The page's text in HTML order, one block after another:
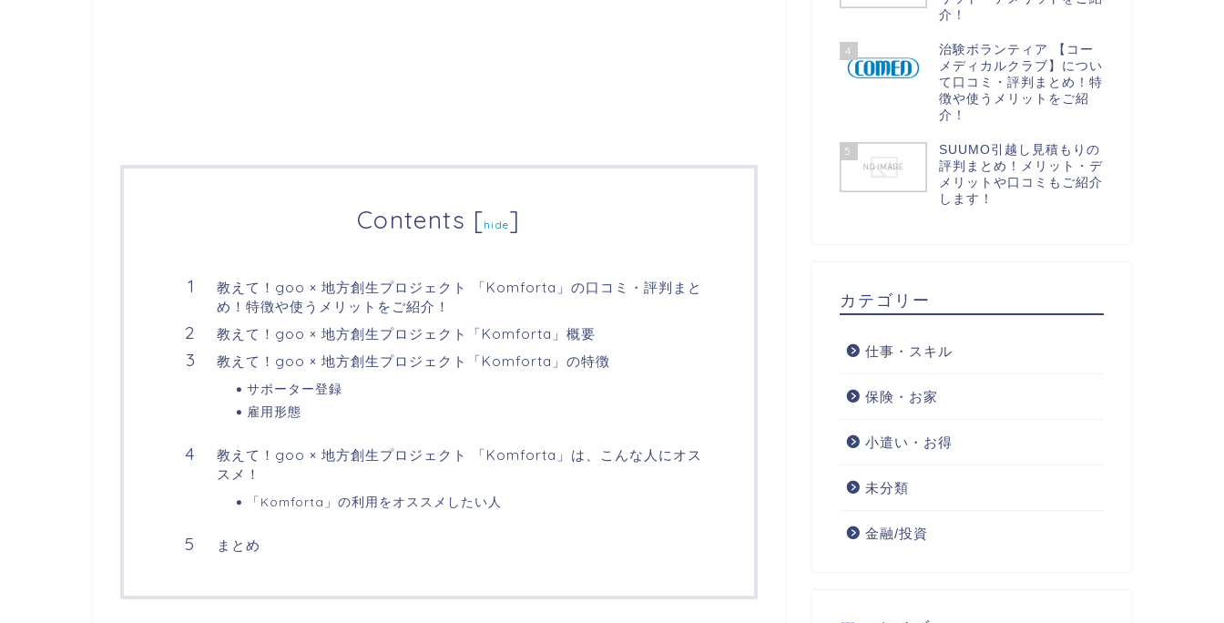
Contents [hide]
教えて！goo × 地方創生プロジェクト 「Komforta」の口コミ・評判まと
め！特徴や使うメリットをご紹介！
教えて！goo × 地方創生プロジェクト「Komforta」概要
教えて！goo × 地方創生プロジェクト「Komforta」の特徴
サポーター登録
雇用形態
教えて！goo × 地方創生プロジェクト 「Komforta」は、こんな人にオス
スメ！
「Komforta」の利用をオススメしたい人
まとめ
介！
4
治験ボランティア 【コー
メディカルクラブ】につい
て口コミ・評判まとめ！特
徴や使うメリットをご紹
介！
5
SUUMO引越し見積もりの
評判まとめ！メリット・デ
メリットや口コミもご紹介
します！
カテゴリー
仕事・スキル
保険・お家
小遣い・お得
未分類
金融/投資